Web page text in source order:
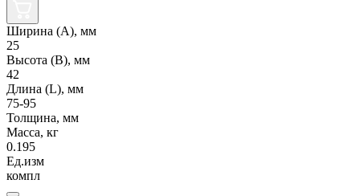
Ширина (А), мм
25
Высота (В), мм
42
Длина (L), мм
75-95
Толщина, мм
Масса, кг
0.195
Ед.изм
компл